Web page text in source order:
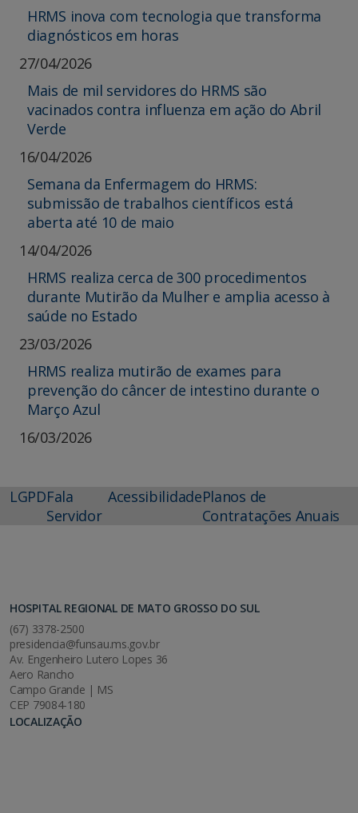
HRMS inova com tecnologia que transforma
diagnósticos em horas
27/04/2026
Mais de mil servidores do HRMS são
vacinados contra influenza em ação do Abril
Verde
16/04/2026
Semana da Enfermagem do HRMS:
submissão de trabalhos científicos está
aberta até 10 de maio
14/04/2026
HRMS realiza cerca de 300 procedimentos
durante Mutirão da Mulher e amplia acesso à
saúde no Estado
23/03/2026
HRMS realiza mutirão de exames para
prevenção do câncer de intestino durante o
Março Azul
16/03/2026
LGPDFala
Servidor
AcessibilidadePlanos de
Contratações Anuais
HOSPITAL REGIONAL DE MATO GROSSO DO SUL
(67) 3378-2500
presidencia@funsau.ms.gov.br
Av. Engenheiro Lutero Lopes 36
Aero Rancho
Campo Grande | MS
CEP 79084-180
LOCALIZAÇÃO